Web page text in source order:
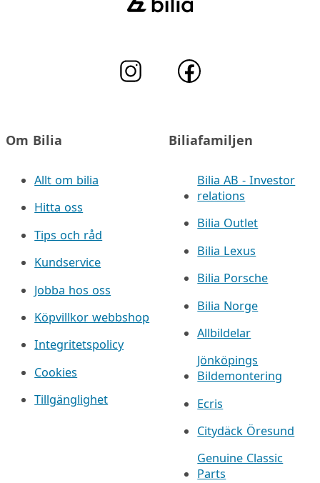
Om Bilia
Allt om bilia
Hitta oss
Tips och råd
Kundservice
Jobba hos oss
Köpvillkor webbshop
Integritetspolicy
Cookies
Tillgänglighet
Biliafamiljen
Bilia AB - Investor
relations
Bilia Outlet
Bilia Lexus
Bilia Porsche
Bilia Norge
Allbildelar
Jönköpings
Bildemontering
Ecris
Citydäck Öresund
Genuine Classic
Parts